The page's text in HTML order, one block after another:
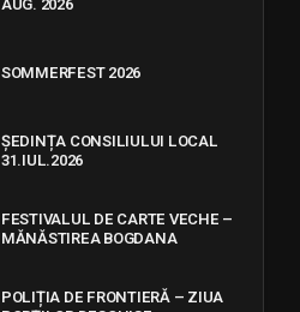
SOMMERFEST 2026
ȘEDINȚA CONSILIULUI LOCAL
31.IUL.2026
FESTIVALUL DE CARTE VECHE –
MĂNĂSTIREA BOGDANA
POLIȚIA DE FRONTIERĂ – ZIUA